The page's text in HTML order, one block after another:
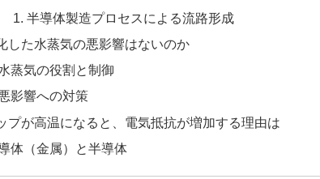
半導体製造プロセスによる流路形成
した水蒸気の悪影響はないのか
蒸気の役割と制御
影響への対策
プが高温になると、電気抵抗が増加する理由は
体（金属）と半導体